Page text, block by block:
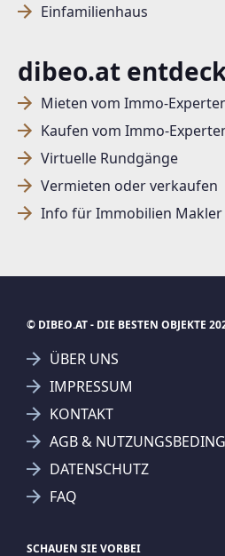
Einfamilienhaus
dibeo.at
Mieten vom Immo-
Kaufen vom Immo-
Virtuelle Rundgänge
Vermieten oder verkaufen
Info für Immobilien Makler
SUCHAGENT
AKTUELLEN
Ich stimme der
© DIBEO.AT - DIE BESTEN OBJEKTE
ÜBER UNS
IMPRESSUM
KONTAKT
AGB &
DATENSCHUTZ
FAQ
SCHAUEN SIE VORBEI